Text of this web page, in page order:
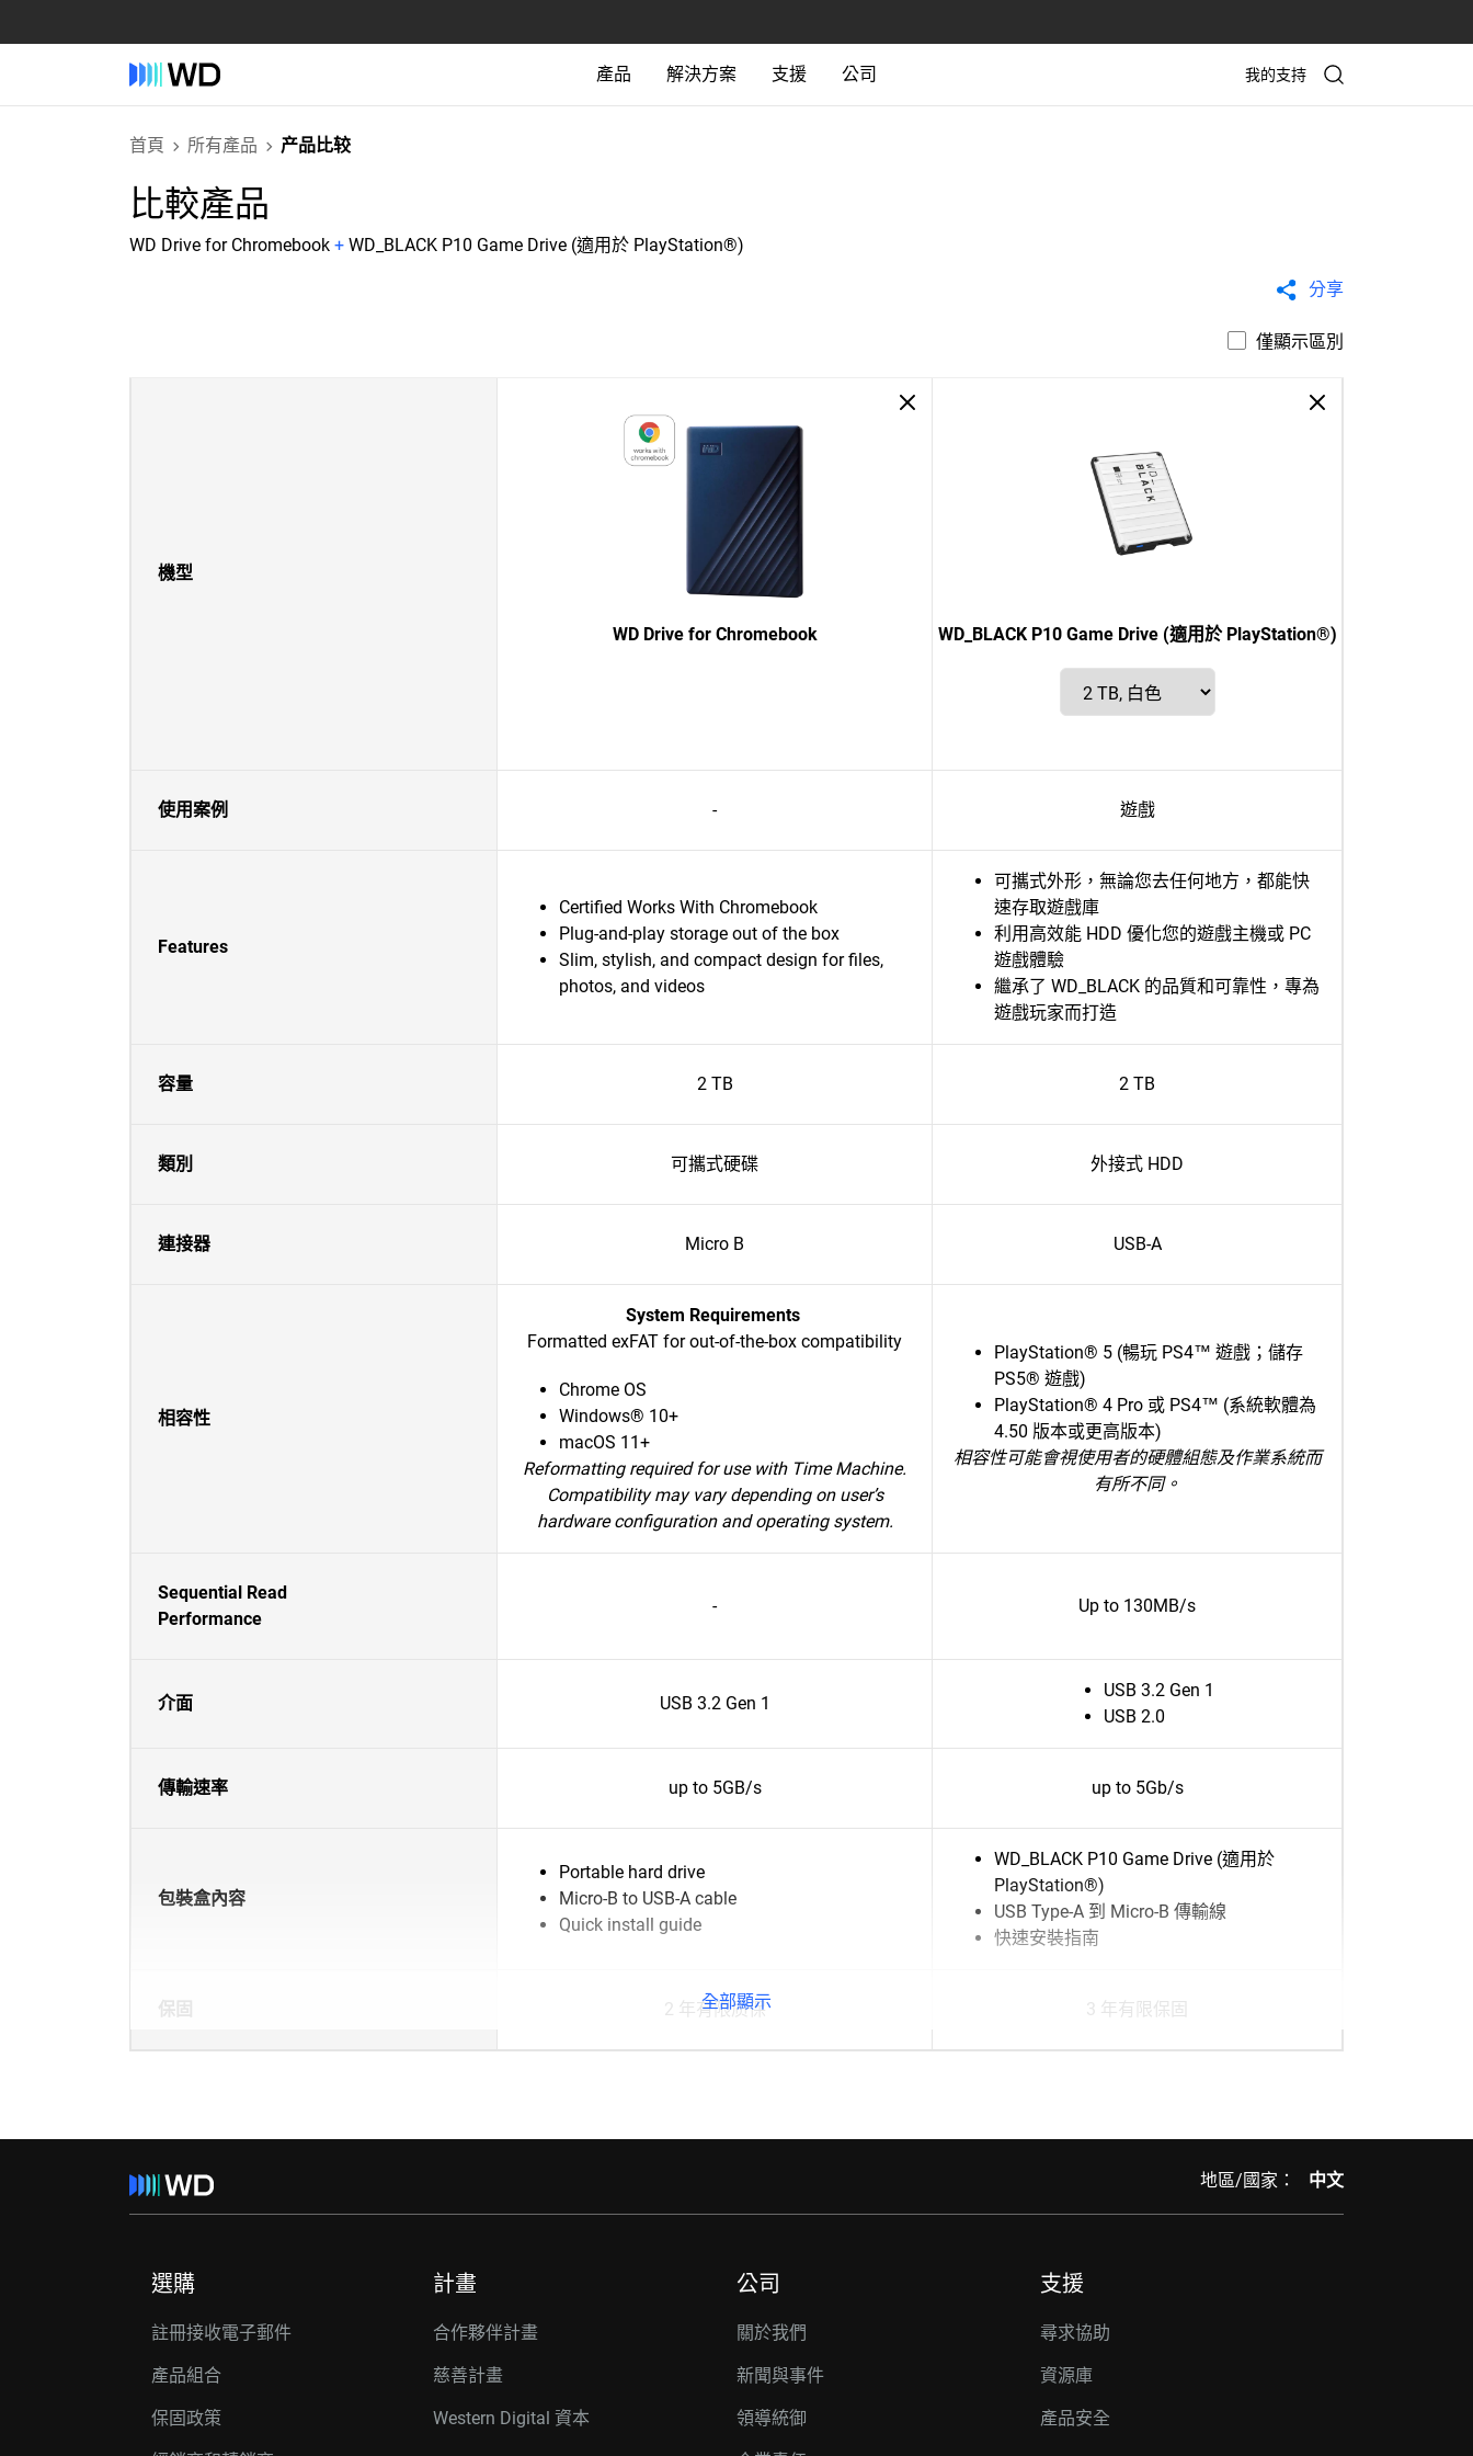
產品 解決方案 支援 公司 我的支持
首頁 所有產品 产品比较
比較產品
WD Drive for Chromebook + WD_BLACK P10 Game Drive (適用於 PlayStation®)
分享
僅顯示區別
機型
WD Drive for Chromebook WD_BLACK P10 Game Drive (適用於 PlayStation®)
使用案例 - 遊戲
Features
Certified Works With Chromebook
Plug-and-play storage out of the box
Slim, stylish, and compact design for files,
photos, and videos
可攜式外形，無論您去任何地方，都能快
速存取遊戲庫
利用高效能 HDD 優化您的遊戲主機或 PC
遊戲體驗
繼承了 WD_BLACK 的品質和可靠性，專為
遊戲玩家而打造
容量 2 TB 2 TB
類別 可攜式硬碟 外接式 HDD
連接器 Micro B USB-A
相容性
System Requirements
Formatted exFAT for out-of-the-box compatibility
Chrome OS
Windows® 10+
macOS 11+
Reformatting required for use with Time Machine.
Compatibility may vary depending on user’s
hardware configuration and operating system.
PlayStation® 5 (暢玩 PS4™ 遊戲；儲存
PS5® 遊戲)
PlayStation® 4 Pro 或 PS4™ (系統軟體為
4.50 版本或更高版本)
相容性可能會視使用者的硬體組態及作業系統而
有所不同。
Sequential Read
Performance
- Up to 130MB/s
介面 USB 3.2 Gen 1
USB 3.2 Gen 1
USB 2.0
傳輸速率 up to 5GB/s up to 5Gb/s
包裝盒內容
Portable hard drive
Micro-B to USB-A cable
Quick install guide
WD_BLACK P10 Game Drive (適用於
PlayStation®)
USB Type-A 到 Micro-B 傳輸線
快速安裝指南
保固 2 年有限质保 3 年有限保固
全部顯示
地區/國家： 中文
選購
註冊接收電子郵件
產品組合
保固政策
計畫
合作夥伴計畫
慈善計畫
Western Digital 資本
公司
關於我們
新聞與事件
領導統御
支援
尋求協助
資源庫
產品安全